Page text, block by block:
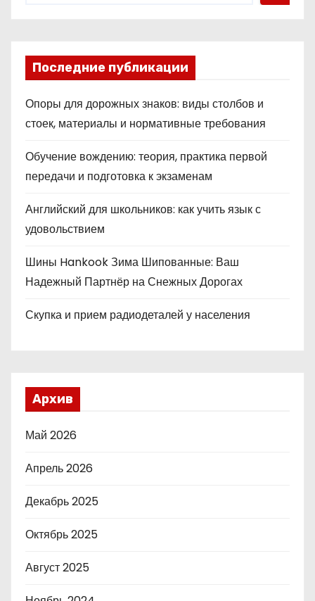
Последние публикации
Опоры для дорожных знаков: виды столбов и
стоек, материалы и нормативные требования
Обучение вождению: теория, практика первой
передачи и подготовка к экзаменам
Английский для школьников: как учить язык с
удовольствием
Шины Hankook Зима Шипованные: Ваш
Надежный Партнёр на Снежных Дорогах
Скупка и прием радиодеталей у населения
Архив
Май 2026
Апрель 2026
Декабрь 2025
Октябрь 2025
Август 2025